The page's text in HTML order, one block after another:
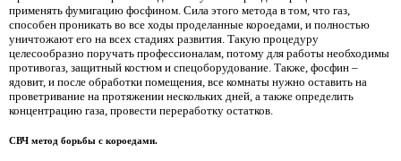
применять фумигацию фосфином. Сила этого метода в том, что газ,
способен проникать во все ходы проделанные короедами, и полностью
уничтожают его на всех стадиях развития. Такую процедуру
целесообразно поручать профессионалам, потому для работы необходимы
противогаз, защитный костюм и спецоборудование. Также, фосфин –
ядовит, и после обработки помещения, все комнаты нужно оставить на
проветривание на протяжении нескольких дней, а также определить
концентрацию газа, провести переработку остатков.
СВЧ метод борьбы с короедами.